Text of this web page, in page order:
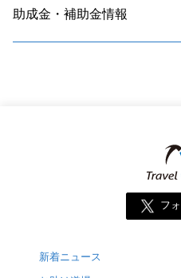
助成金・補助金情報
フ
新着ニュース